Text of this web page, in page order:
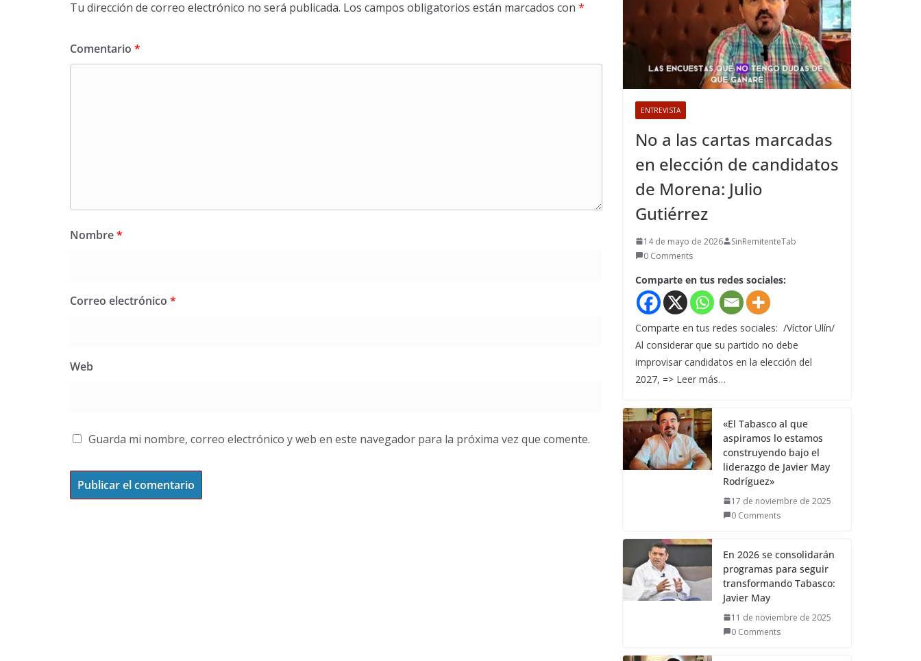
Tu dirección de correo electrónico no será publicada. Los campos obligatorios están marcados con *
Comentario *
Nombre*
Correo electrónico *
Web
Guarda mi nombre, correo electrónico y web en este navegador para la próxima vez que comente.
ENTREVISTA
No a las cartas marcadas
en elección de candidatos
de Morena: Julio
Gutiérrez
14 de mayo de 2026
SinRemitenteTab
0 Comments
Comparte en tus redes sociales:
Comparte en tus redes sociales: /Víctor Ulín/
Al considerar que su partido no debe
improvisar candidatos en la elección del
2027, => Leer más…
«El Tabasco al que
aspiramos lo estamos
construyendo bajo el
liderazgo de Javier May
Rodríguez»
17 de noviembre de 2025
0 Comments
En 2026 se consolidarán
programas para seguir
transformando Tabasco:
Javier May
11 de noviembre de 2025
0 Comments